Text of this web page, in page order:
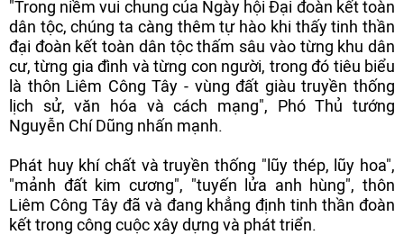
"Trong niềm vui chung của Ngày hội Đại đoàn kết toàn
dân tộc, chúng ta càng thêm tự hào khi thấy tinh thần
đại đoàn kết toàn dân tộc thấm sâu vào từng khu dân
cư, từng gia đình và từng con người, trong đó tiêu biểu
là thôn Liêm Công Tây - vùng đất giàu truyền thống
lịch sử, văn hóa và cách mạng", Phó Thủ tướng
Nguyễn Chí Dũng nhấn mạnh.
Phát huy khí chất và truyền thống "lũy thép, lũy hoa",
"mảnh đất kim cương", "tuyến lửa anh hùng", thôn
Liêm Công Tây đã và đang khẳng định tinh thần đoàn
kết trong công cuộc xây dựng và phát triển.